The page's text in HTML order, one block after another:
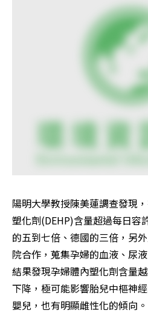
陽明大學教授陳美蓮調查發現
塑化劑(DEHP)含量超過每日容
的五到七倍、德國的三倍，另
院合作，蒐集孕婦的血液、尿
結果發現孕婦體內塑化劑含量
下降，極可能影響胎兒中樞神
嬰兒，也有明顯雌性化的傾向。